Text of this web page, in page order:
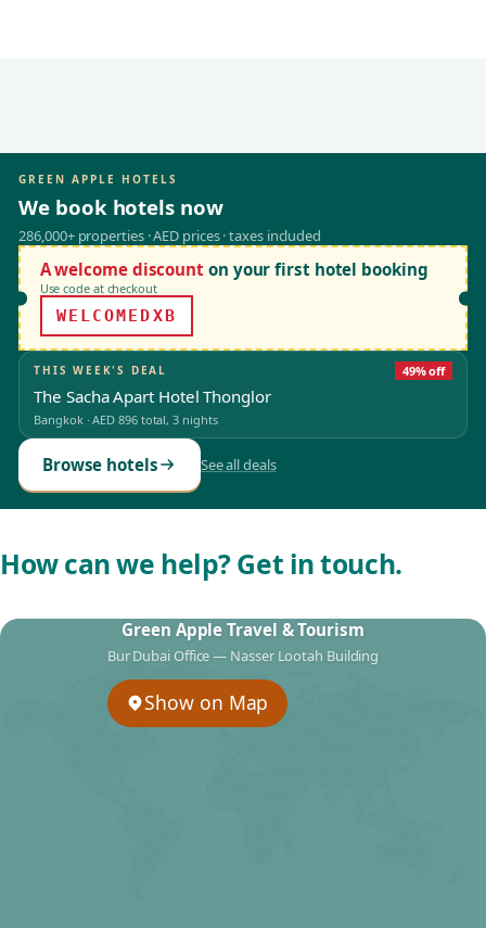
GREEN APPLE HOTELS
We book hotels now
286,000+ properties · AED prices · taxes included
A welcome discount on your first hotel booking
Use code at checkout
WELCOMEDXB
THIS WEEK'S DEAL 49% off
The Sacha Apart Hotel Thonglor
Bangkok ·AED 896total, 3 nights
Browse hotels See all deals
How can we help? Get in touch.
Green Apple Travel & Tourism
Bur Dubai Office — Nasser Lootah Building
Show on Map